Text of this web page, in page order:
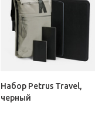
Набор Petrus Travel,
черный